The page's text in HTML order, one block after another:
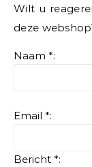
Wilt u
deze
Naam *:
Email *:
Bericht *: